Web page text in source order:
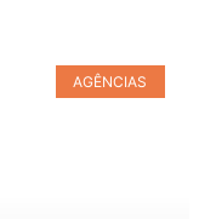
AGÊNCIAS